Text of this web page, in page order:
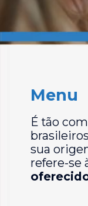
É tão
sua
refere-se
Menu